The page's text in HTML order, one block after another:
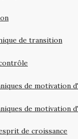
de transition
de motivation
de motivation
de croissance